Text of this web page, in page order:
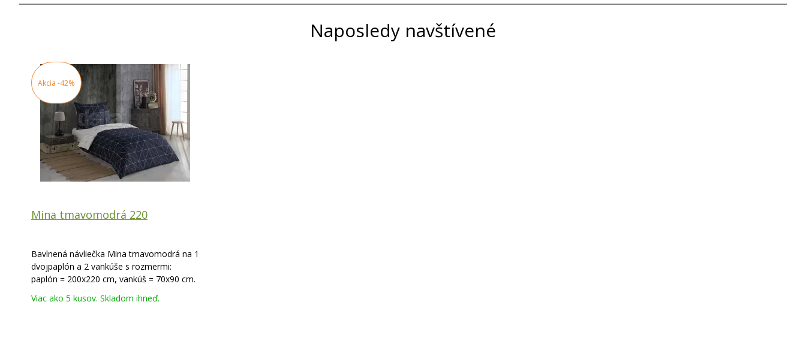
Naposledy navštívené
Akcia -42%
Mina tmavomodrá 220
Bavlnená návliečka Mina tmavomodrá na 1
dvojpaplón a 2 vankúše s rozmermi:
paplón = 200x220 cm, vankúš = 70x90 cm.
Viac ako 5 kusov. Skladom ihneď.